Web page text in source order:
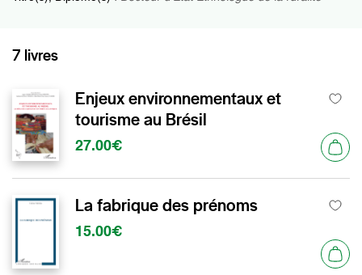
7 livres
Enjeux environnementaux et
tourisme au Brésil
27.00€
La fabrique des prénoms
15.00€